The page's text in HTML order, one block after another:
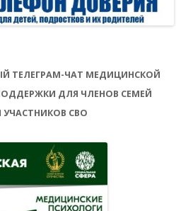
ТЕЛЕГРАМ-ЧАТ МЕДИЦИНСКОЙ
ДЛЯ ЧЛЕНОВ СЕМЕЙ
УЧАСТНИКОВ СВО